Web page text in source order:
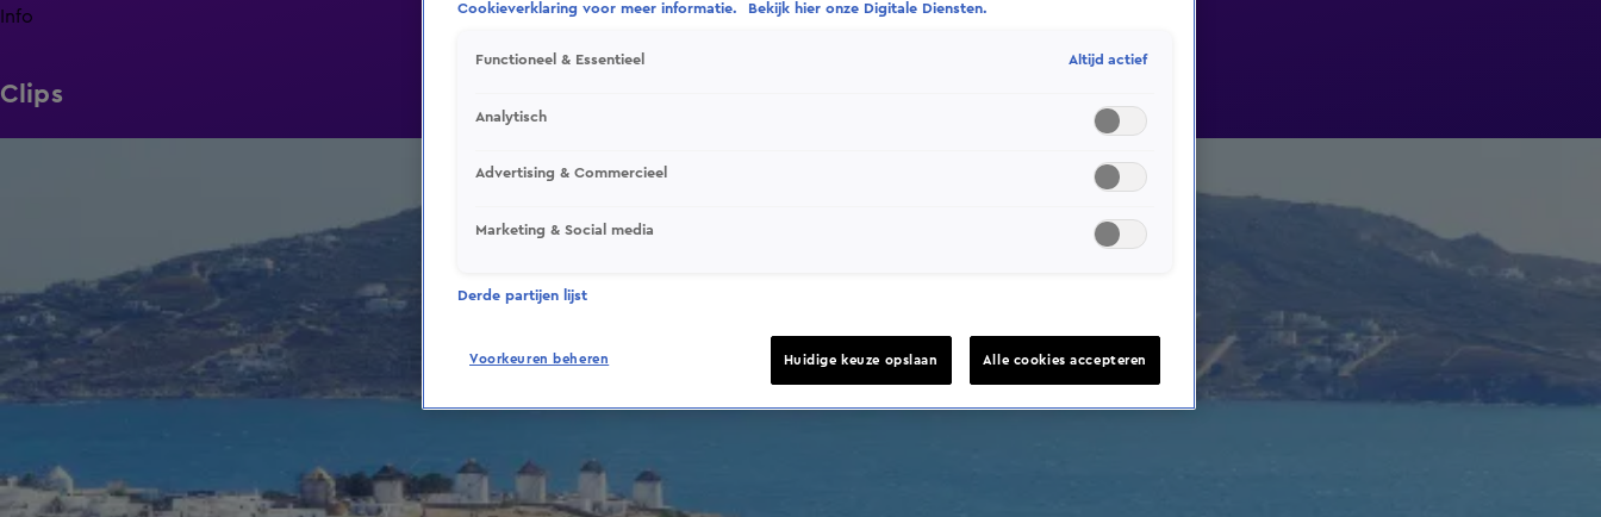
Info
Clips
Cookieverklaring voor meer informatie.
Bekijk hier onze Digitale Diensten.
Functioneel & Essentieel Altijd actief
Analytisch
Advertising & Commercieel
Marketing & Social media
Derde partijen lijst
Voorkeuren beheren Huidige keuze opslaan Alle cookies accepteren